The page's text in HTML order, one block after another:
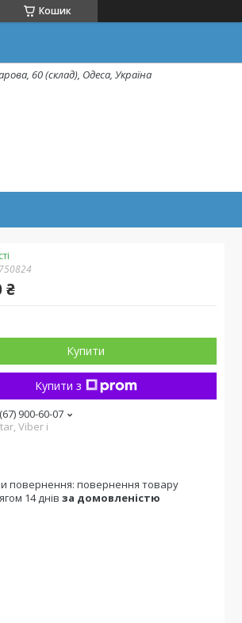
Кошик
60 (склад), Одеса, Україна
₴
Купити
Купити з
900-60-07
Viber i
повернення товару
14 днів за домовленістю